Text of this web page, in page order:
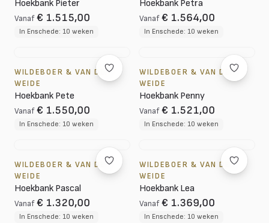
Hoekbank Pieter
Vanaf € 1.515,00
In Enschede: 10 weken
Hoekbank Petra
Vanaf € 1.564,00
In Enschede: 10 weken
WILDEBOER & VAN DER
WEIDE
Hoekbank Pete
Vanaf € 1.550,00
In Enschede: 10 weken
WILDEBOER & VAN DER
WEIDE
Hoekbank Penny
Vanaf € 1.521,00
In Enschede: 10 weken
WILDEBOER & VAN DER
WEIDE
Hoekbank Pascal
Vanaf € 1.320,00
In Enschede: 10 weken
WILDEBOER & VAN DER
WEIDE
Hoekbank Lea
Vanaf € 1.369,00
In Enschede: 10 weken